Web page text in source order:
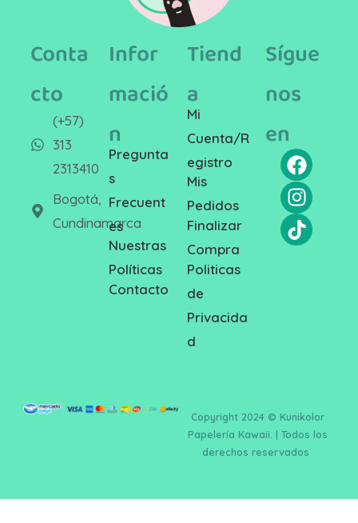
Conta
cto
(+57)
313
2313410
Bogotá,
Cundinamarca
Infor
mació
n
Pregunta
s
Frecuent
es
Nuestras
Políticas
Contacto
Tiend
a
Mi
Cuenta/R
egistro
Mis
Pedidos
Finalizar
Compra
Politicas
de
Privacida
d
Sígue
nos
en
Copyright 2024 © Kunikolor
Papelería Kawaii. | Todos los
derechos reservados